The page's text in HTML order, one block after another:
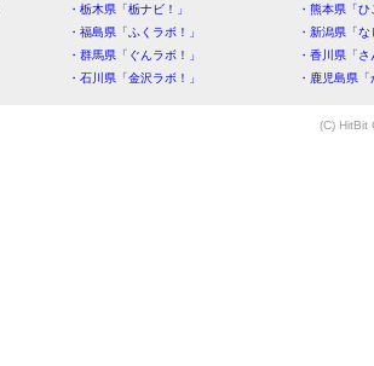
・栃木県「栃ナビ！」
・熊本県「
・福島県「ふくラボ！」
・新潟県「
・群馬県「ぐんラボ！」
・香川県「
・石川県「金沢ラボ！」
・鹿児島県
(C) HitBit